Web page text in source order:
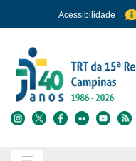
para
conteúdo
principal
Acessibilidade
Buscar